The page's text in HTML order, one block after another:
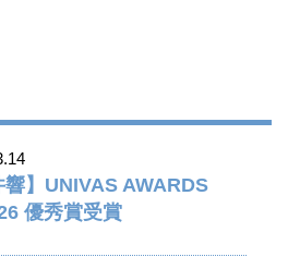
響】UNIVAS AWARDS
優秀賞受賞